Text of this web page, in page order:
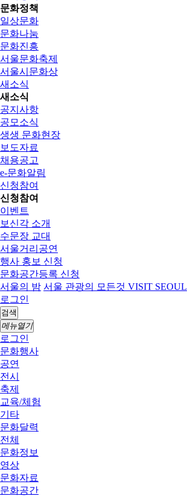
문화정책
일상문화
문화나눔
문화진흥
서울문화축제
서울시문화상
새소식
새소식
공지사항
공모소식
생생 문화현장
보도자료
채용공고
e-문화알림
신청참여
신청참여
이벤트
보신각 소개
수문장 교대
서울거리공연
행사 홍보 신청
문화공간등록 신청
서울의 밤 서울 관광의 모든것 VISIT SEOUL
로그인
검색
메뉴열기
로그인
문화행사
공연
전시
축제
교육/체험
기타
문화달력
전체
문화정보
영상
문화자료
문화공간